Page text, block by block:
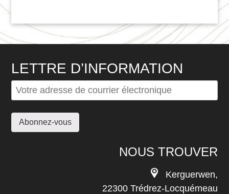
LETTRE D’INFORMATION
NOUS TROUVER
Kerguerwen,
22300 Trédrez-Locquémeau